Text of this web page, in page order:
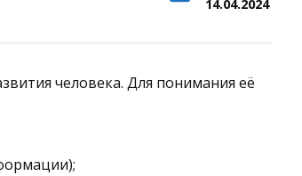
14.04.2024
человека. Для понимания её